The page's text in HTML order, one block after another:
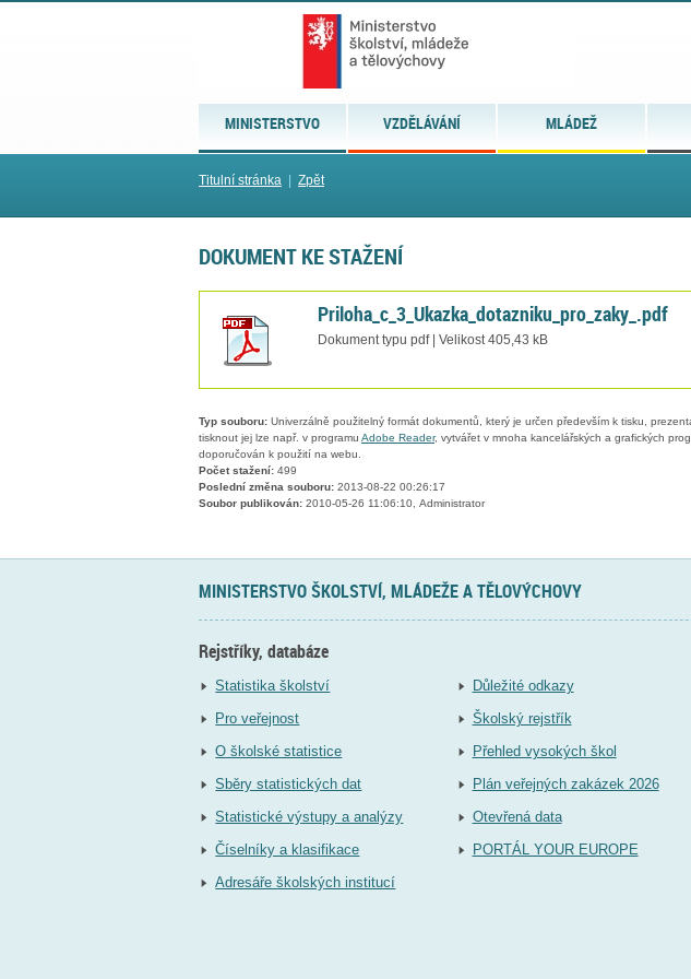
MINISTERSTVO VZDĚLÁVÁNÍ MLÁDEŽ
Titulní stránka Zpět
DOKUMENT KE STAŽENÍ
Priloha_c_3_Ukazka_dotazniku_pro_zaky_.pdf
Dokument typu pdf | Velikost 405,43 kB
Typ souboru: Univerzálně použitelný formát dokumentů, který je určen především k tisku,
tisknout jej lze např. v programu Adobe Reader, vytvářet v mnoha kancelářských a grafických
doporučován k použití na webu.
Počet stažení: 499
Poslední změna souboru: 2013-08-22 00:26:17
Soubor publikován: 2010-05-26 11:06:10, Administrator
MINISTERSTVO ŠKOLSTVÍ, MLÁDEŽE A TĚLOVÝCHOVY
Rejstříky, databáze
Statistika školství
Pro veřejnost
O školské statistice
Sběry statistických dat
Statistické výstupy a analýzy
Číselníky a klasifikace
Adresáře školských institucí
Důležité odkazy
Školský rejstřík
Přehled vysokých škol
Plán veřejných zakázek 2026
Otevřená data
PORTÁL YOUR EUROPE